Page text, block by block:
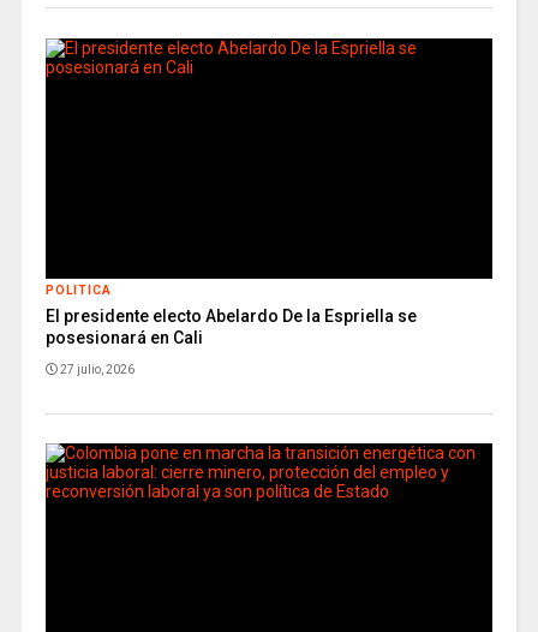
POLITICA
El presidente electo Abelardo De la Espriella se
posesionará en Cali
27 julio, 2026